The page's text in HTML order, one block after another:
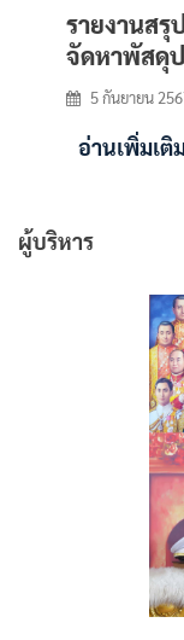
รายงานสรุ
จัดหาพัสดุ
5 กันยายน
อ่านเพิ่มเติ
ผู้บริหาร